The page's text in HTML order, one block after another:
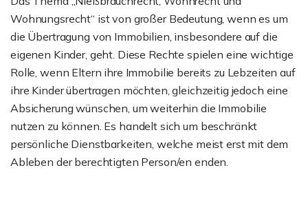
Wohnungsrecht“ ist von großer Bedeutung, wenn es um
die Übertragung von Immobilien, insbesondere auf die
eigenen Kinder, geht. Diese Rechte spielen eine wichtige
Rolle, wenn Eltern ihre Immobilie bereits zu Lebzeiten auf
ihre Kinder übertragen möchten, gleichzeitig jedoch eine
Absicherung wünschen, um weiterhin die Immobilie
nutzen zu können. Es handelt sich um beschränkt
persönliche Dienstbarkeiten, welche meist erst mit dem
Ableben der berechtigten Person/en enden.